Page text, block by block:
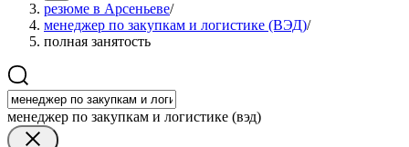
резюме в Арсеньеве/
менеджер по закупкам и логистике (ВЭД)/
полная занятость
менеджер по закупкам и логистике (вэд)